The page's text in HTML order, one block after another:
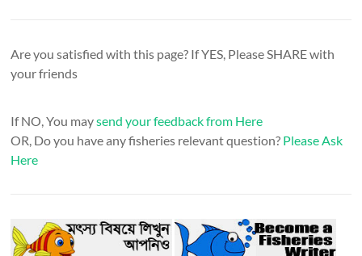
Are you satisfied with this page? If YES, Please SHARE with
your friends
If NO, You maysend your feedback from Here
OR, Do you have any fisheries relevant question? Please Ask
Here